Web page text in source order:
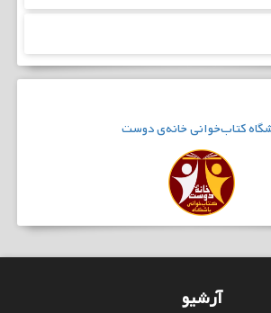
کتاب‌خوانیخانه‌ی دوست
آرشیو